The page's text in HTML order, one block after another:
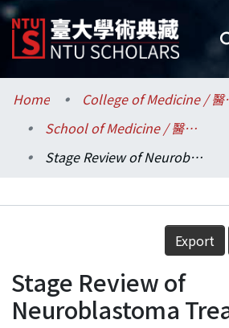
Communities & Collections
Research Outputs
Statistics
Home
School of Medicine / 醫學系
Stage Review of Neuroblastoma Treatment
Details
Export
Stage Review of
Neuroblastoma